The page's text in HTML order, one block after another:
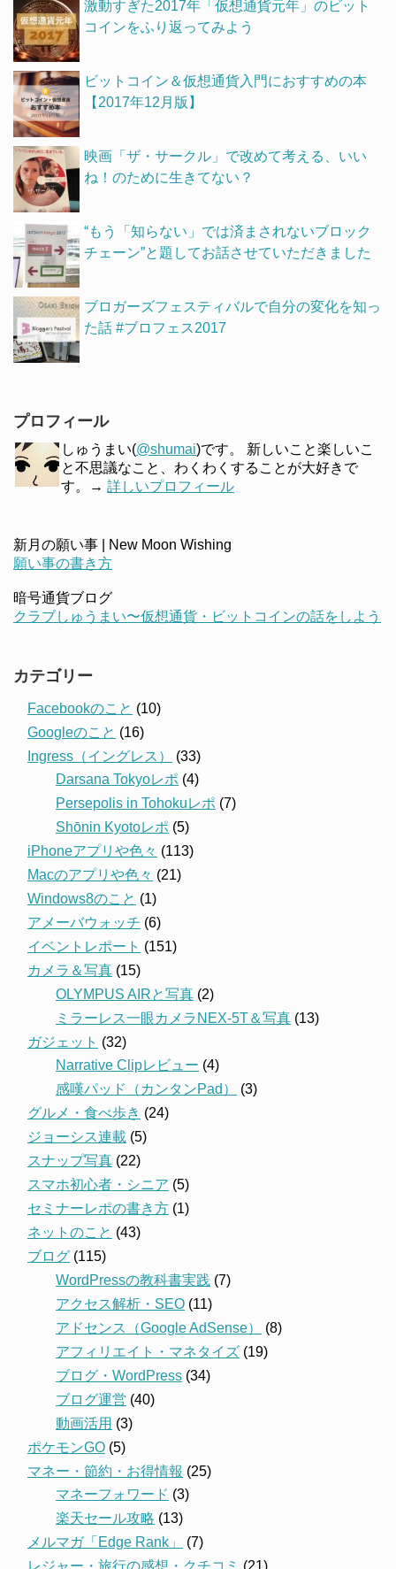
激動すぎた2017年「仮想通貨元年」のビット
コインをふり返ってみよう
ビットコイン＆仮想通貨入門におすすめの本
【2017年12月版】
映画「ザ・サークル」で改めて考える、いい
ね！のために生きてない？
“もう「知らない」では済まされないブロック
チェーン”と題してお話させていただきました
ブロガーズフェスティバルで自分の変化を知っ
た話 #ブロフェス2017
プロフィール
しゅうまい(@shumai)です。 新しいこと楽しいこ
と不思議なこと、わくわくすることが大好きで
す。→ 詳しいプロフィール
新月の願い事 | New Moon Wishing
願い事の書き方
暗号通貨ブログ
クラブしゅうまい〜仮想通貨・ビットコインの話をしよう
カテゴリー
Facebookのこと (10)
Googleのこと (16)
Ingress（イングレス）
(33)
Darsana Tokyoレポ (4)
Persepolis in Tohokuレポ (7)
Shōnin Kyotoレポ (5)
iPhoneアプリや色々 (113)
Macのアプリや色々 (21)
Windows8のこと (1)
アメーバウォッチ (6)
イベントレポート (151)
カメラ＆写真 (15)
OLYMPUS AIRと写真 (2)
ミラーレス一眼カメラNEX-5T＆写真 (13)
ガジェット (32)
Narrative Clipレビュー (4)
感嘆パッド（カンタンPad）
(3)
グルメ・食べ歩き (24)
ジョーシス連載 (5)
スナップ写真 (22)
スマホ初心者・シニア (5)
セミナーレポの書き方 (1)
ネットのこと (43)
ブログ (115)
WordPressの教科書実践 (7)
アクセス解析・SEO (11)
アドセンス（Google AdSense）
(8)
アフィリエイト・マネタイズ (19)
ブログ・WordPress (34)
ブログ運営 (40)
動画活用 (3)
ポケモンGO (5)
マネー・節約・お得情報 (25)
マネーフォワード (3)
楽天セール攻略 (13)
メルマガ「Edge Rank」
(7)